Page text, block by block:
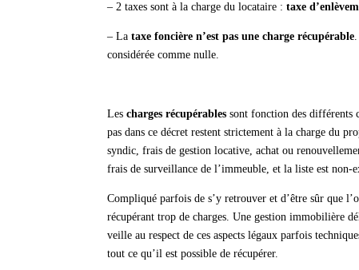
– 2 taxes sont à la charge du locataire :taxe
– Lataxe foncière n’est pas une charge récupérable
considérée comme nulle.
Lescharges récupérables sont fonction des différents
pas dans ce décret restent strictement à la charge du
syndic, frais de gestion locative, achat ou
frais de surveillance de l’immeuble, et la liste est non-
Compliqué parfois de s’y retrouver et d’être sûr que
récupérant trop de charges. Une gestion immobilière
veille au respect de ces aspects légaux parfois
tout ce qu’il est possible de récupérer.